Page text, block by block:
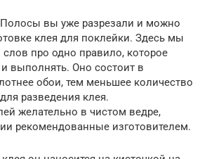
вы уже разрезали и можно
клея для поклейки. Здесь мы
про одно правило, которое
выполнять. Оно состоит в
обои, тем меньшее количество
разведения клея.
желательно в чистом ведре,
рекомендованные изготовителем.